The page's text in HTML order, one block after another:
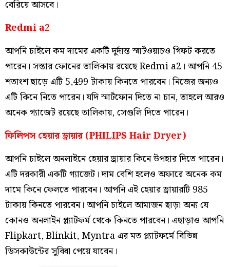
বেরিয়ে আসবে।
Redmi a2
আপনি চাইলে কম দামের একটি দুর্দান্ত স্মার্টওয়াচও গিফট করতে
পারেন। সস্তার ফোনের তালিকায় রয়েছে Redmi a2। আপনি 45
শতাংশ ছাড়ে এটি 5,499 টাকায় কিনতে পারবেন। নিজের জন্যও
এটি কিনে নিতে পারেন। যদি স্মার্টফোন দিতে না চান, তাহলে আরও
অনেক গ্যাজেট রয়েছে তালিকায়, সেগুলি দিতে পারেন।
ফিলিপস হেয়ার ড্রায়ার (PHILIPS Hair Dryer)
আপনি চাইলে অনলাইনে হেয়ার ড্রায়ার কিনে উপহার দিতে পারেন।
এটি দরকারী একটি গ্যাজেট। দাম বেশি হলেও অফারে অনেক কম
দামে কিনে ফেলতে পারবেন। আপনি এই হেয়ার ড্রায়ারটি 985
টাকায় কিনতে পারবেন। আপনি চাইলে আমাজন ছাড়া অন্য যে
কোনও অনলাইন প্ল্যাটফর্ম থেকে কিনতে পারবেন। এছাড়াও আপনি
Flipkart, Blinkit, Myntra এর মত প্ল্যাটফর্মে বিভিন্ন
ডিসকাউন্টের সুবিধা পেয়ে যাবেন।